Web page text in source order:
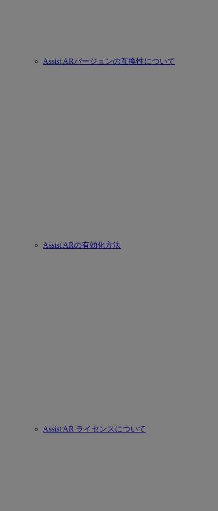
Assist ARバージョンの互換性について
Assist ARの有効化方法
Assist AR ライセンスについて